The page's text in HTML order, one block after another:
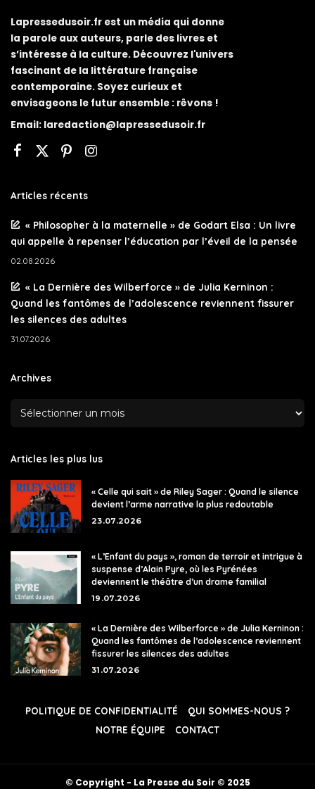
Lapressedusoir.fr est un média qui donne
la parole aux auteurs, parle des livres et
s’intéresse à la culture. Découvrez l'univers
fascinant de la littérature française
contemporaine. Soyez curieux et
envisageons le futur ensemble : rêvons !
Email: laredaction@lapressedusoir.fr
Articles récents
« Philosopher à la maternelle » de Godart Elsa : Un livre
qui appelle à repenser l’éducation par l’éveil de la pensée
02.08.2026
« La Dernière des Wilberforce » de Julia Kerninon :
Quand les fantômes de l’adolescence reviennent fissurer
les silences des adultes
31.07.2026
Archives
Articles les plus lus
« Celle qui sait » de Riley Sager : Quand le silence
devient l’arme narrative la plus redoutable
23.07.2026
« L’Enfant du pays », roman de terroir et intrigue à
suspense d’Alain Pyre, où les Pyrénées
deviennent le théâtre d’un drame familial
19.07.2026
« La Dernière des Wilberforce » de Julia Kerninon :
Quand les fantômes de l’adolescence reviennent
fissurer les silences des adultes
31.07.2026
POLITIQUE DE CONFIDENTIALITÉ
QUI SOMMES-NOUS ?
NOTRE ÉQUIPE
CONTACT
© Copyright - La Presse du Soir © 2025